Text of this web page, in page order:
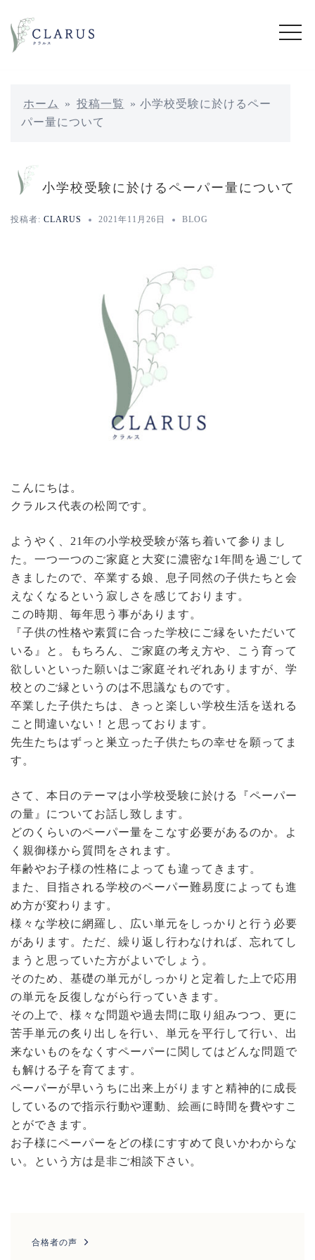
ン
ホーム » 投稿一覧 » 小学校受験に於けるペー
パー量について
小学校受験に於けるペーパー量について
投稿者: CLARUS 2021年11月26日 BLOG
こんにちは。
クラルス代表の松岡です。
ようやく、21年の小学校受験が落ち着いて参りまし
た。一つ一つのご家庭と大変に濃密な1年間を過ごして
きましたので、卒業する娘、息子同然の子供たちと会
えなくなるという寂しさを感じております。
この時期、毎年思う事があります。
『子供の性格や素質に合った学校にご縁をいただいて
いる』と。もちろん、ご家庭の考え方や、こう育って
欲しいといった願いはご家庭それぞれありますが、学
校とのご縁というのは不思議なものです。
卒業した子供たちは、きっと楽しい学校生活を送れる
こと間違いない！と思っております。
先生たちはずっと巣立った子供たちの幸せを願ってま
す。
さて、本日のテーマは小学校受験に於ける『ペーパー
の量』についてお話し致します。
どのくらいのペーパー量をこなす必要があるのか。よ
く親御様から質問をされます。
年齢やお子様の性格によっても違ってきます。
また、目指される学校のペーパー難易度によっても進
め方が変わります。
様々な学校に網羅し、広い単元をしっかりと行う必要
があります。ただ、繰り返し行わなければ、忘れてし
まうと思っていた方がよいでしょう。
そのため、基礎の単元がしっかりと定着した上で応用
の単元を反復しながら行っていきます。
その上で、様々な問題や過去問に取り組みつつ、更に
苦手単元の炙り出しを行い、単元を平行して行い、出
来ないものをなくすペーパーに関してはどんな問題で
も解ける子を育てます。
ペーパーが早いうちに出来上がりますと精神的に成長
しているので指示行動や運動、絵画に時間を費やすこ
とができます。
お子様にペーパーをどの様にすすめて良いかわからな
い。という方は是非ご相談下さい。
合格者の声